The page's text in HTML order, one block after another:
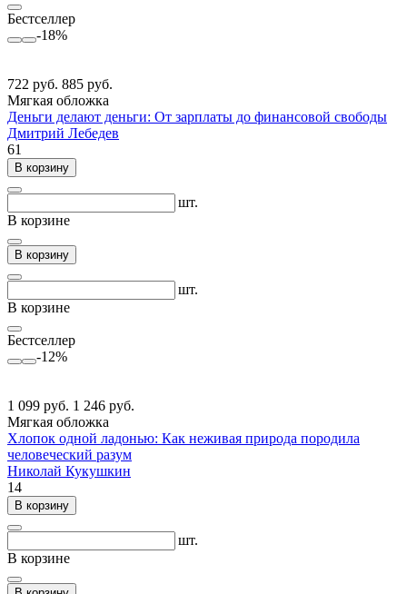
Бестселлер
-18%
722 руб. 885 руб.
Мягкая обложка
Деньги делают деньги: От зарплаты до финансовой свободы
Дмитрий Лебедев
61
В корзину
шт.
В корзине
В корзину
шт.
В корзине
Бестселлер
-12%
1 099 руб. 1 246 руб.
Мягкая обложка
Хлопок одной ладонью: Как неживая природа породила
человеческий разум
Николай Кукушкин
14
В корзину
шт.
В корзине